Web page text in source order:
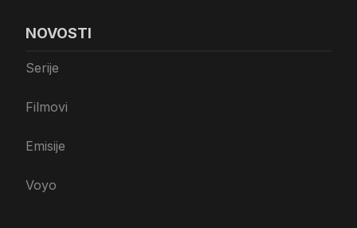
NOVOSTI
Serije
Filmovi
Emisije
Voyo